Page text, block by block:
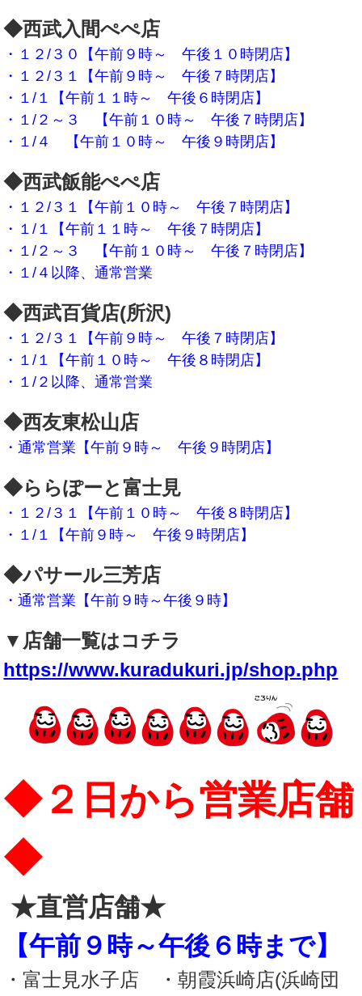
◆西武入間ぺぺ店
・１２/３０【午前９時～ 午後１０時閉店】
・１２/３１【午前９時～ 午後７時閉店】
・１/１【午前１１時～ 午後６時閉店】
・１/２～３ 【午前１０時～ 午後７時閉店】
・１/４
【午前１０時～ 午後９時閉店】
◆西武飯能ぺぺ店
・１２/３１【午前１０時～ 午後７時閉店】
・１/１【午前１１時～ 午後７時閉店】
・１/２～３ 【午前１０時～ 午後７時閉店】
・１/４以降、通常営業
◆西武百貨店(所沢)
・１２/３１【午前９時～ 午後７時閉店】
・１/１【午前１０時～ 午後８時閉店】
・１/２以降、通常営業
◆西友東松山店
・通常営業【午前９時～ 午後９時閉店】
◆ららぽーと富士見
・１２/３１【午前１０時～ 午後８時閉店】
・１/１【午前９時～ 午後９時閉店】
◆パサール三芳店
・通常営業【午前９時～午後９時】
▼店舗一覧はコチラ
https://www.kuradukuri.jp/shop.php
◆２日から営業店舗
◆
★直営店舗★
【午前９時～午後６時まで】
・富士見水子店 ・朝霞浜崎店(浜崎団